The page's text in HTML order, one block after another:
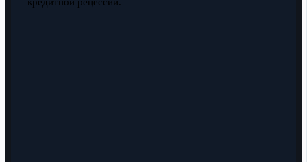
кредитной рецессии.